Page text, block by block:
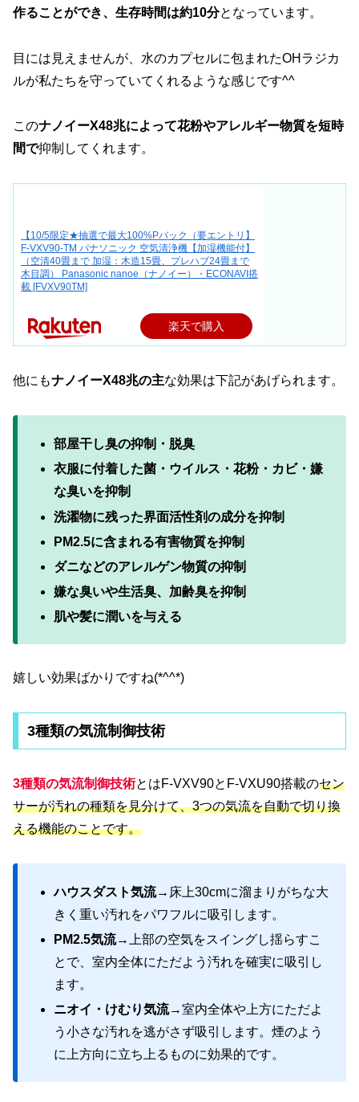
作ることができ、生存時間は約10分となっています。
目には見えませんが、水のカプセルに包まれたOHラジカ
ルが私たちを守っていてくれるような感じです^^
このナノイーX48兆によって花粉やアレルギー物質を短時
間で抑制してくれます。
【10/5限定★抽選で最大100%Pバック（要エントリ】
F-VXV90-TM パナソニック 空気清浄機【加湿機能付】
（空清40畳まで 加湿：木造15畳、プレハブ24畳まで
木目調） Panasonic nanoe（ナノイー）・ECONAVI搭
載 [FVXV90TM]
楽天で購入
他にもナノイーX48兆の主な効果は下記があげられます。
部屋干し臭の抑制・脱臭
衣服に付着した菌・ウイルス・花粉・カビ・嫌
な臭いを抑制
洗濯物に残った界面活性剤の成分を抑制
PM2.5に含まれる有害物質を抑制
ダニなどのアレルゲン物質の抑制
嫌な臭いや生活臭、加齢臭を抑制
肌や髪に潤いを与える
嬉しい効果ばかりですね(*^^*)
3種類の気流制御技術
3種類の気流制御技術とはF-VXV90とF-VXU90搭載のセン
サーが汚れの種類を見分けて、3つの気流を自動で切り換
える機能のことです。
ハウスダスト気流→床上30cmに溜まりがちな大
きく重い汚れをパワフルに吸引します。
PM2.5気流→上部の空気をスイングし揺らすこ
とで、室内全体にただよう汚れを確実に吸引し
ます。
ニオイ・けむり気流→室内全体や上方にただよ
う小さな汚れを逃がさず吸引します。煙のよう
に上方向に立ち上るものに効果的です。